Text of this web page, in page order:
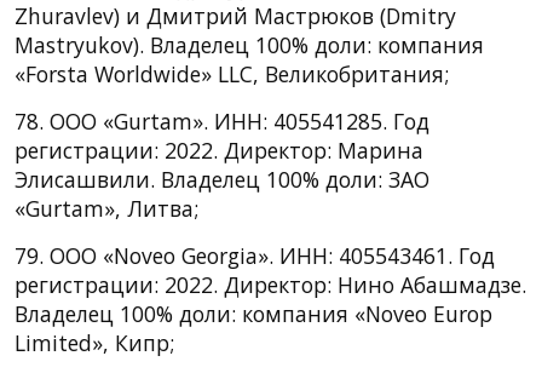
Zhuravlev) и Дмитрий Мастрюков (Dmitry
Mastryukov). Владелец 100% доли: компания
«Forsta Worldwide» LLC, Великобритания;
78. ООО «Gurtam». ИНН: 405541285. Год
регистрации: 2022. Директор: Марина
Элисашвили. Владелец 100% доли: ЗАО
«Gurtam», Литва;
79. ООО «Noveo Georgia». ИНН: 405543461. Год
регистрации: 2022. Директор: Нино Абашмадзе.
Владелец 100% доли: компания «Noveo Europ
Limited», Кипр;